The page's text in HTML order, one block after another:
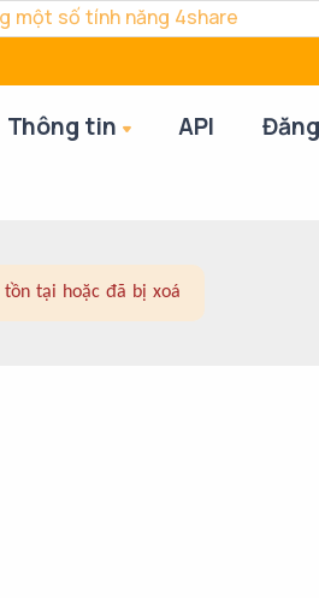
một số tính năng 4share
Thông tin API
tồn tại hoặc đã bị xoá